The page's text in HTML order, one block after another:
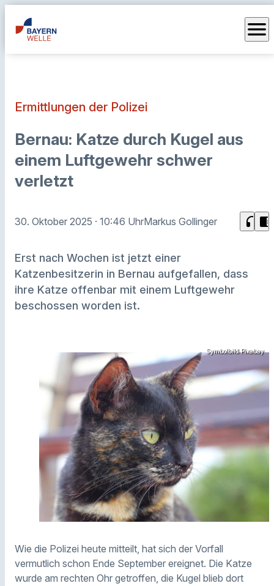
menu
Ermittlungen der Polizei
Bernau: Katze durch Kugel aus
einem Luftgewehr schwer
verletzt
30. Oktober 2025 · 10:46 UhrMarkus Gollinger headphones chrome_reader_mode
Erst nach Wochen ist jetzt einer
Katzenbesitzerin in Bernau aufgefallen, dass
ihre Katze offenbar mit einem Luftgewehr
beschossen worden ist.
Symbolbild Pixabay
Wie die Polizei heute mitteilt, hat sich der Vorfall
vermutlich schon Ende September ereignet. Die Katze
wurde am rechten Ohr getroffen, die Kugel blieb dort